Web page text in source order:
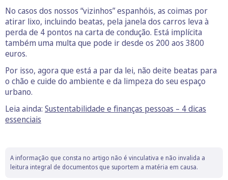
No casos dos nossos “vizinhos” espanhóis, as coimas por
atirar lixo, incluindo beatas, pela janela dos carros leva à
perda de 4 pontos na carta de condução. Está implícita
também uma multa que pode ir desde os 200 aos 3800
euros.
Por isso, agora que está a par da lei, não deite beatas para
o chão e cuide do ambiente e da limpeza do seu espaço
urbano.
Leia ainda: Sustentabilidade e finanças pessoas – 4 dicas
essenciais
A informação que consta no artigo não é vinculativa e não invalida a
leitura integral de documentos que suportem a matéria em causa.